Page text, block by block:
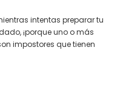
intentas preparar tu
¡porque uno o más
impostores que tienen